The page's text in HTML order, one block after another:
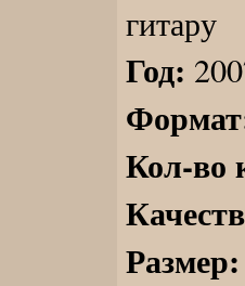
гитару
Год:
Кол-во
Размер: